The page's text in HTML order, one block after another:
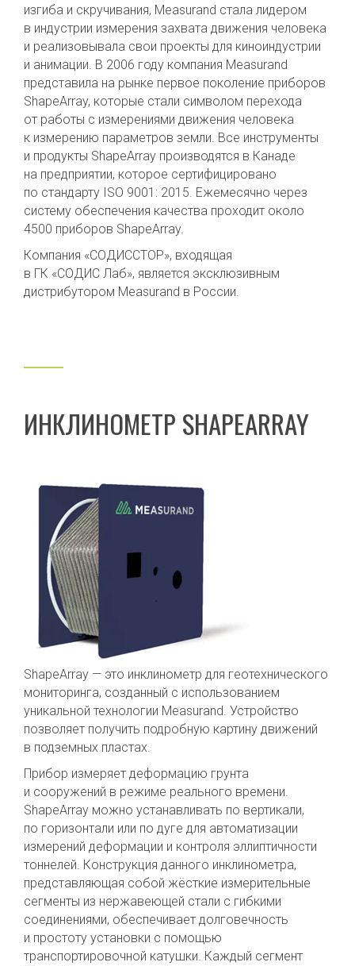
изгиба и скручивания, Measurand стала лидером
в индустрии измерения захвата движения человека
и реализовывала свои проекты для киноиндустрии
и анимации. В 2006 году компания Measurand
представила на рынке первое поколение приборов
ShapeArray, которые стали символом перехода
от работы с измерениями движения человека
к измерению параметров земли. Все инструменты
и продукты ShapeArray производятся в Канаде
на предприятии, которое сертифицировано
по стандарту ISO 9001: 2015. Ежемесячно через
систему обеспечения качества проходит около
4500 приборов ShapeArray.
Компания «СОДИССТОР», входящая
в ГК «СОДИС Лаб», является эксклюзивным
дистрибутором Measurand в России.
ИНКЛИНОМЕТР SHAPEARRAY
ShapeArray — это инклинометр для геотехнического
мониторинга, созданный с использованием
уникальной технологии Measurand. Устройство
позволяет получить подробную картину движений
в подземных пластах.
Прибор измеряет деформацию грунта
и сооружений в режиме реального времени.
ShapeArray можно устанавливать по вертикали,
по горизонтали или по дуге для автоматизации
измерений деформации и контроля эллиптичности
тоннелей. Конструкция данного инклинометра,
представляющая собой жёсткие измерительные
сегменты из нержавеющей стали с гибкими
соединениями, обеспечивает долговечность
и простоту установки с помощью
транспортировочной катушки. Каждый сегмент